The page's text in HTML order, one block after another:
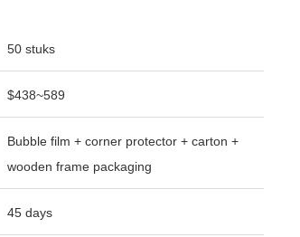
50 stuks
$438~589
Bubble film + corner protector + carton +
wooden frame packaging
45 days